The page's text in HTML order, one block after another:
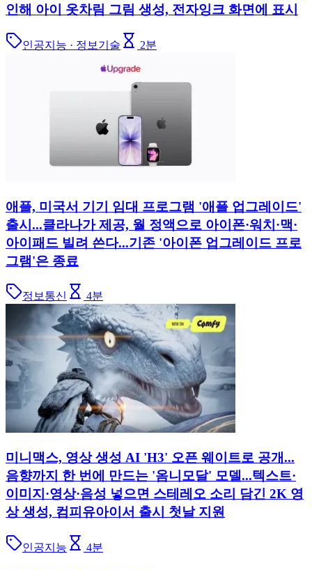
인해 아이 옷차림 그림 생성, 전자잉크 화면에 표시
인공지능 · 정보기술 2분
애플, 미국서 기기 임대 프로그램 '애플 업그레이드'
출시...클라나가 제공, 월 정액으로 아이폰·워치·맥·
아이패드 빌려 쓴다...기존 '아이폰 업그레이드 프로
그램'은 종료
정보통신 4분
미니맥스, 영상 생성 AI 'H3' 오픈 웨이트로 공개...
음향까지 한 번에 만드는 '옴니모달' 모델...텍스트·
이미지·영상·음성 넣으면 스테레오 소리 담긴 2K 영
상 생성, 컴피유아이서 출시 첫날 지원
인공지능 4분